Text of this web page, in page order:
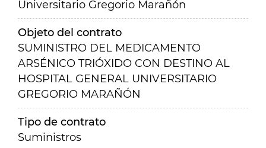
Universitario Gregorio Marañón
Objeto del contrato
SUMINISTRO DEL MEDICAMENTO
ARSÉNICO TRIÓXIDO CON DESTINO AL
HOSPITAL GENERAL UNIVERSITARIO
GREGORIO MARAÑÓN
Tipo de contrato
Suministros